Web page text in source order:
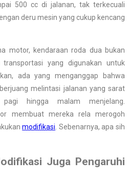
500 cc di jalanan, tak terkecuali
deru mesin yang cukup kencang
motor, kendaraan roda dua bukan
yang digunakan untuk
ada yang menganggap bahwa
melintasi jalanan yang sarat
hingga malam menjelang.
membuat mereka rela merogoh
modifikasi. Sebenarnya, apa sih
Juga Pengaruhi